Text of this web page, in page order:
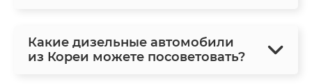
Какие дизельные автомобили
из Кореи можете посоветовать?